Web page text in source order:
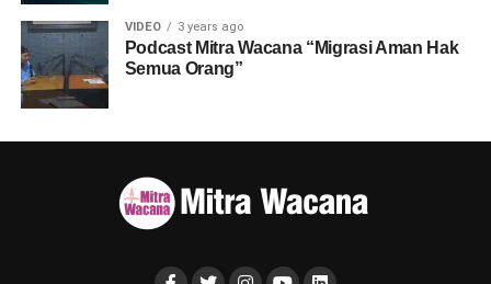
VIDEO 3 years ago
Podcast Mitra Wacana “Migrasi Aman Hak
Semua Orang”